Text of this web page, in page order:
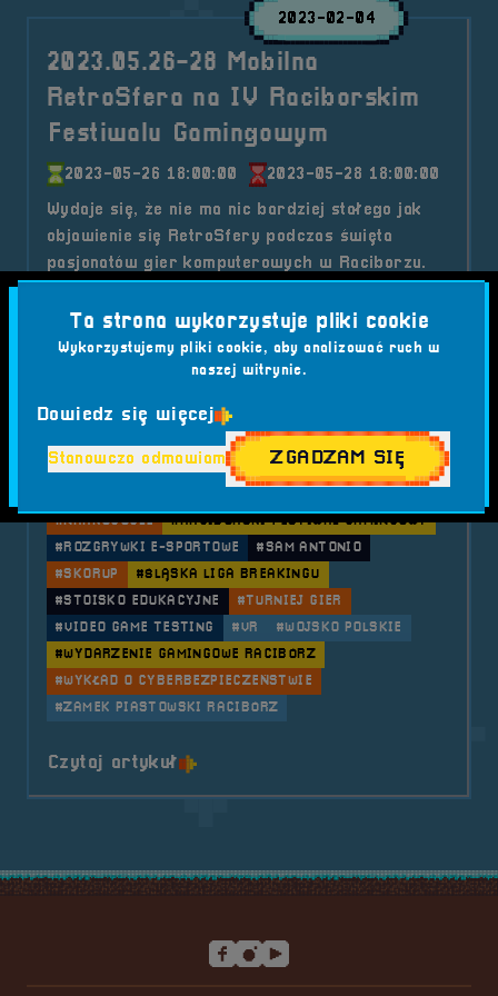
2023-02-04
2023.05.26-28 Mobilna
RetroSfera na IV Raciborskim
Festiwalu Gamingowym
2023-05-26 18:00:00
2023-05-28 18:00:00
Wydaje się, że nie ma nic bardziej stałego jak
objawienie się RetroSfery podczas święta
pasjonatów gier komputerowych w Raciborzu.
Aktualności Mobilna RetroSfera Wydarzenia
Tagi: #COSPLAY
#CS
#FESTIWAL GIER
#GAMING
#JAZZ GANG BEATZ
#KONFERENCJA DLA FIRM
#NARKOGOGLE
#RACIBORSKI FESTIWAL GAMINGOWY
#ROZGRYWKI E-SPORTOWE
#SAM ANTONIO
#SKORUP
#ŚLĄSKA LIGA BREAKINGU
#STOISKO EDUKACYJNE
#TURNIEJ GIER
#VIDEO GAME TESTING
#VR
#WOJSKO POLSKIE
#WYDARZENIE GAMINGOWE RACIBÓRZ
#WYKŁAD O CYBERBEZPIECZEŃSTWIE
#ZAMEK PIASTOWSKI RACIBÓRZ
Czytaj artykuło tytule 2023.05.26-28 Mobilna
Ta strona wykorzystuje pliki cookie
Wykorzystujemy pliki cookie, aby analizować ruch w
naszej witrynie.
Dowiedz się więcej
Stanowczo odmawiam ZGADZAM SIĘ